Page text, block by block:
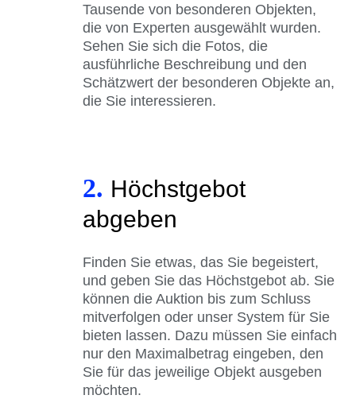
Tausende von besonderen Objekten,
die von Experten ausgewählt wurden.
Sehen Sie sich die Fotos, die
ausführliche Beschreibung und den
Schätzwert der besonderen Objekte an,
die Sie interessieren.
2. Höchstgebot
abgeben
Finden Sie etwas, das Sie begeistert,
und geben Sie das Höchstgebot ab. Sie
können die Auktion bis zum Schluss
mitverfolgen oder unser System für Sie
bieten lassen. Dazu müssen Sie einfach
nur den Maximalbetrag eingeben, den
Sie für das jeweilige Objekt ausgeben
möchten.